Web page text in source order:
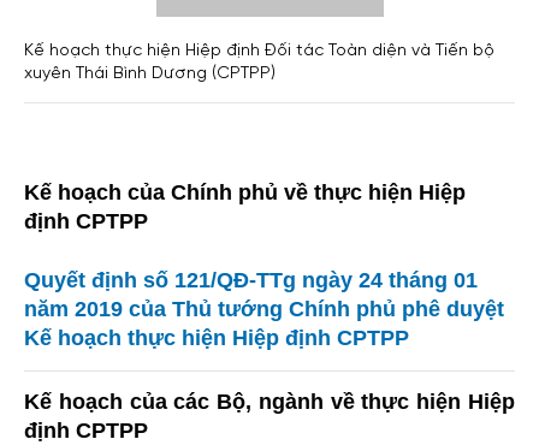
Kế hoạch thực hiện Hiệp định Đối tác Toàn diện và Tiến bộ
xuyên Thái Bình Dương (CPTPP)
Kế hoạch của Chính phủ về thực hiện Hiệp
định CPTPP
Quyết định số 121/QĐ-TTg ngày 24 tháng 01
năm 2019 của Thủ tướng Chính phủ phê duyệt
Kế hoạch thực hiện Hiệp định CPTPP
Kế hoạch của các Bộ, ngành về thực hiện Hiệp
định CPTPP